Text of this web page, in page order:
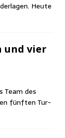
Heu­te
und vier
Team des
fünf­ten Tur­